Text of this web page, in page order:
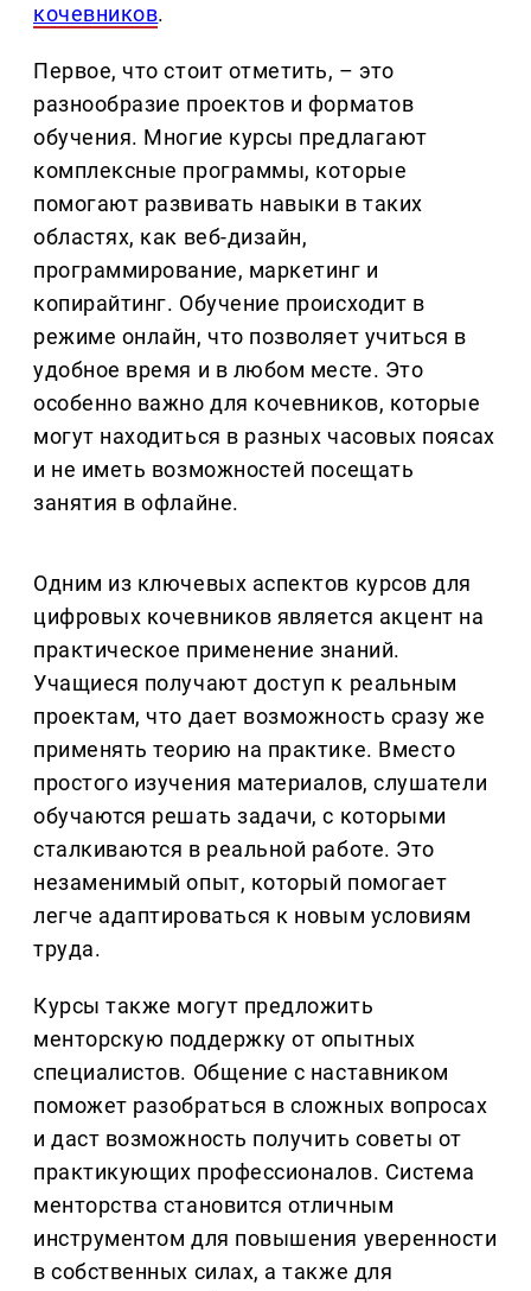
кочевников.
Первое, что стоит отметить, – это
разнообразие проектов и форматов
обучения. Многие курсы предлагают
комплексные программы, которые
помогают развивать навыки в таких
областях, как веб-дизайн,
программирование, маркетинг и
копирайтинг. Обучение происходит в
режиме онлайн, что позволяет учиться в
удобное время и в любом месте. Это
особенно важно для кочевников, которые
могут находиться в разных часовых поясах
и не иметь возможностей посещать
занятия в офлайне.
Одним из ключевых аспектов курсов для
цифровых кочевников является акцент на
практическое применение знаний.
Учащиеся получают доступ к реальным
проектам, что дает возможность сразу же
применять теорию на практике. Вместо
простого изучения материалов, слушатели
обучаются решать задачи, с которыми
сталкиваются в реальной работе. Это
незаменимый опыт, который помогает
легче адаптироваться к новым условиям
труда.
Курсы также могут предложить
менторскую поддержку от опытных
специалистов. Общение с наставником
поможет разобраться в сложных вопросах
и даст возможность получить советы от
практикующих профессионалов. Система
менторства становится отличным
инструментом для повышения уверенности
в собственных силах, а также для